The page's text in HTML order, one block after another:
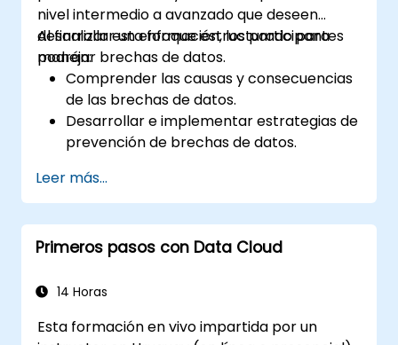
nivel intermedio a avanzado que deseen
desarrollar un enfoque estructurado para
manejar brechas de datos.
Al finalizar esta formación, los participantes
podrán:
Comprender las causas y consecuencias
de las brechas de datos.
Desarrollar e implementar estrategias de
prevención de brechas de datos.
incidentes para contener y mitigar las
brechas.
Realizar investigaciones forenses y
evaluar el impacto de las brechas.
regulatorios para la notificación de
Recuperarse de las brechas de datos y
Leer más...
Primeros pasos con Data Cloud
14 Horas
Esta formación en vivo impartida por un